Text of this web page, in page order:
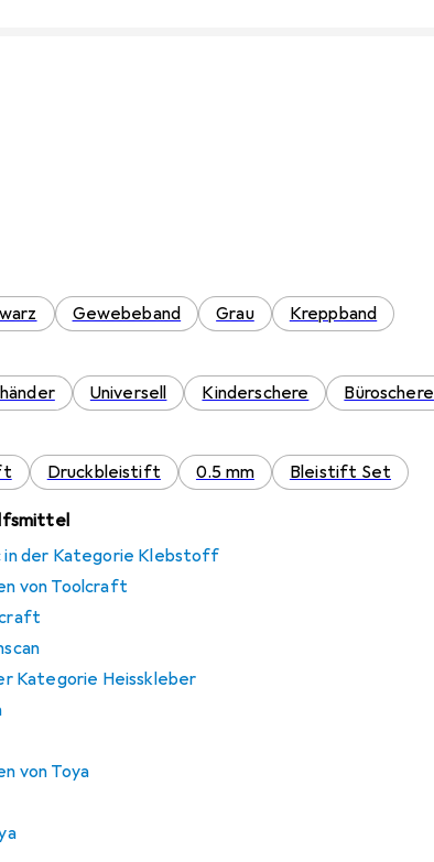
Gewebeband Grau Kreppband
Universell Kinderschere Büroschere
Druckbleistift 0.5 mm Bleistift Set
in der Kategorie Klebstoff
von Toolcraft
Kategorie Heisskleber
von Toya